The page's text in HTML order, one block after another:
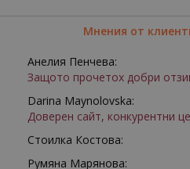
Мнения от
Анелия Пенчева:
Защото прочетох добри
Darina Maynolovska:
Доверен сайт, конкурентни
Стоилка Костова:
Румяна Марянова: